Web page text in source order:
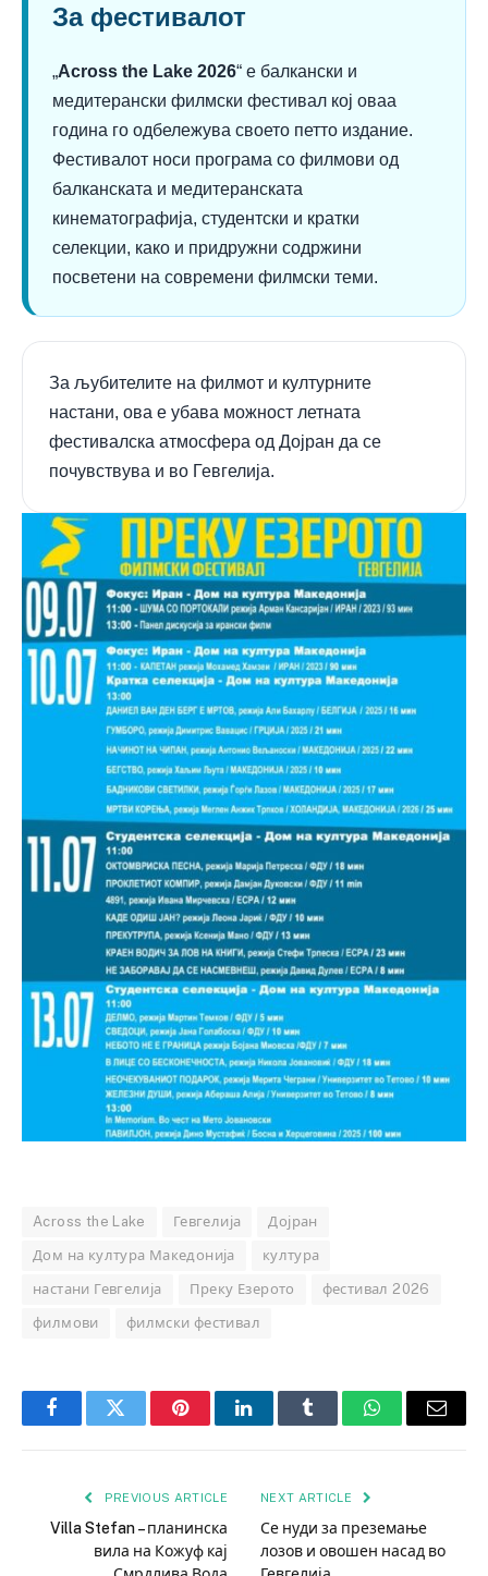
За фестивалот
„Across the Lake 2026“ е балкански и
медитерански филмски фестивал кој оваа
година го одбележува своето петто издание.
Фестивалот носи програма со филмови од
балканската и медитеранската
кинематографија, студентски и кратки
селекции, како и придружни содржини
посветени на современи филмски теми.
За љубителите на филмот и културните
настани, ова е убава можност летната
фестивалска атмосфера од Дојран да се
почувствува и во Гевгелија.
Across the Lake Гевгелија Дојран
Дом на култура Македонија култура
настани Гевгелија Преку Езерото фестивал 2026
филмови филмски фестивал
FacebookTwitter PinterestLinkedInTumblr WhatsAppEmail
PREVIOUS ARTICLE
Villa Stefan – планинска
вила на Кожуф кај
NEXT ARTICLE
Се нуди за преземање
лозов и овошен насад во